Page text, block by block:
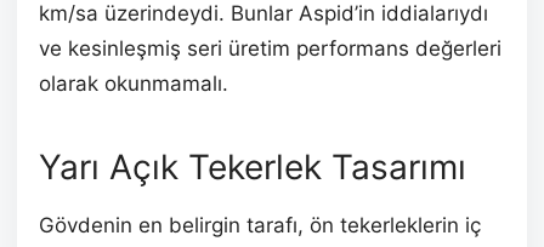
km/sa üzerindeydi. Bunlar Aspid’in iddialarıydı
ve kesinleşmiş seri üretim performans değerleri
olarak okunmamalı.
Yarı Açık Tekerlek Tasarımı
Gövdenin en belirgin tarafı, ön tekerleklerin iç